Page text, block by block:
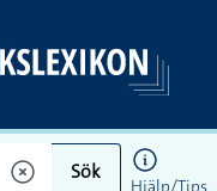
Sök
Hjälp/Tips